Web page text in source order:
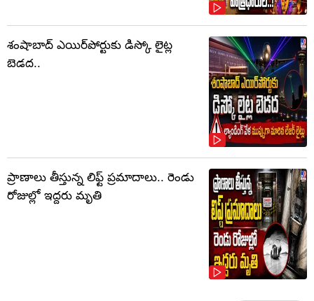
శంషాబాద్ ఎయిర్‌పోర్టుకు డిస్కో లైట్ల
బెడద..
ప్రాణాలు తీస్తున్న లిఫ్ట్‌ ప్రమాదాలు.. రెండు
రోజుల్లో ఇద్దరు మృతి